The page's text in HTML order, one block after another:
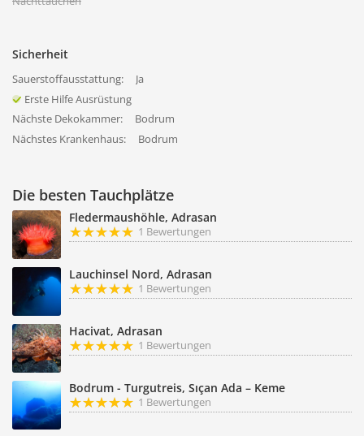
Sicherheit
Sauerstoffausstattung:
Ja
Erste Hilfe Ausrüstung
Nächste Dekokammer:
Bodrum
Nächstes Krankenhaus:
Bodrum
Die besten Tauchplätze
Fledermaushöhle, Adrasan
1 Bewertungen
Lauchinsel Nord, Adrasan
1 Bewertungen
Hacivat, Adrasan
1 Bewertungen
Bodrum - Turgutreis, Sıçan Ada – Keme
1 Bewertungen